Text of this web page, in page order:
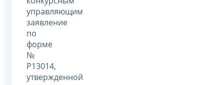
управляющим
заявление
по
форме
№
Р13014,
утвержденной